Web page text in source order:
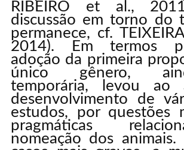
RIBEIRO et al.,
discussão em torno do
permanece, cf.
2014). Em termos
adoção da primeira
único gênero,
temporária, levou ao
desenvolvimento de
estudos, por questões
pragmáticas
nomeação dos